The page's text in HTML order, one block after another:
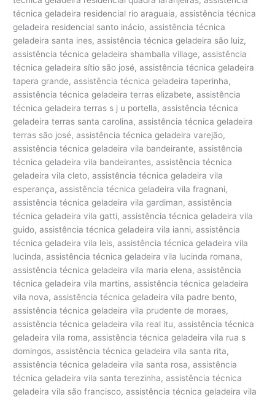
técnica geladeira residencial rio araguaia, assistência técnica
geladeira residencial santo inácio, assistência técnica
geladeira santa ines, assistência técnica geladeira são luiz,
assistência técnica geladeira shamballa village, assistência
técnica geladeira sítio são josé, assistência técnica geladeira
tapera grande, assistência técnica geladeira taperinha,
assistência técnica geladeira terras elizabete, assistência
técnica geladeira terras s j u portella, assistência técnica
geladeira terras santa carolina, assistência técnica geladeira
terras são josé, assistência técnica geladeira varejão,
assistência técnica geladeira vila bandeirante, assistência
técnica geladeira vila bandeirantes, assistência técnica
geladeira vila cleto, assistência técnica geladeira vila
esperança, assistência técnica geladeira vila fragnani,
assistência técnica geladeira vila gardiman, assistência
técnica geladeira vila gatti, assistência técnica geladeira vila
guido, assistência técnica geladeira vila ianni, assistência
técnica geladeira vila leis, assistência técnica geladeira vila
lucinda, assistência técnica geladeira vila lucinda romana,
assistência técnica geladeira vila maria elena, assistência
técnica geladeira vila martins, assistência técnica geladeira
vila nova, assistência técnica geladeira vila padre bento,
assistência técnica geladeira vila prudente de moraes,
assistência técnica geladeira vila real itu, assistência técnica
geladeira vila roma, assistência técnica geladeira vila rua s
domingos, assistência técnica geladeira vila santa rita,
assistência técnica geladeira vila santa rosa, assistência
técnica geladeira vila santa terezinha, assistência técnica
geladeira vila são francisco, assistência técnica geladeira vila